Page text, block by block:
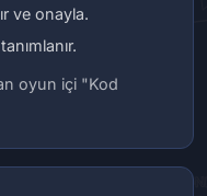
ve onayla.
tanımlanır.
oyun içi "Kod